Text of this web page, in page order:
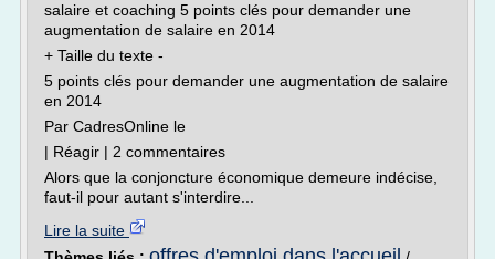
salaire et coaching 5 points clés pour demander une
augmentation de salaire en 2014
+ Taille du texte -
5 points clés pour demander une augmentation de salaire
en 2014
Par CadresOnline le
| Réagir | 2 commentaires
Alors que la conjoncture économique demeure indécise,
faut-il pour autant s'interdire...
Lire la suite